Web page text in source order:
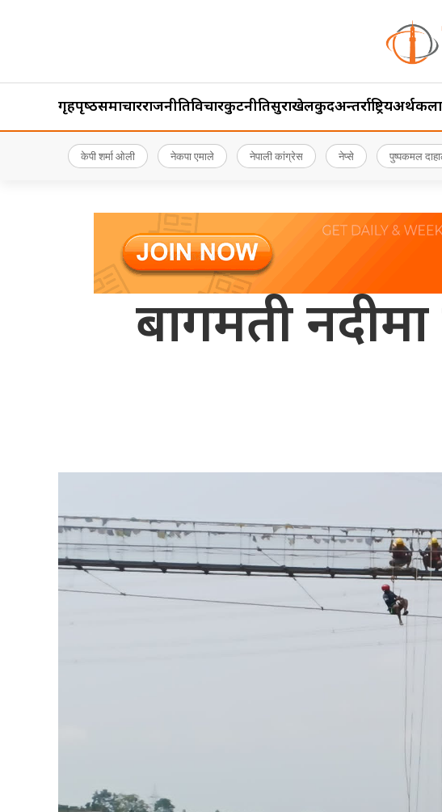
गृहपृष्‍ठसमाचारराजनीतिविचारकुटनीतिसुरक्षाखेलकुदअन्तर्राष्ट्रियअर्थ
केपी शर्मा ओली नेकपा एमाले नेपाली कांग्रेस नेप्से पुष्पकमल
बागमती नदीमा